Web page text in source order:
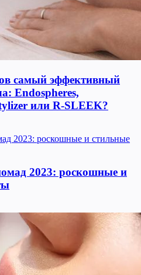
самый эффективный
Endospheres,
или R-SLEEK?
2023: роскошные и